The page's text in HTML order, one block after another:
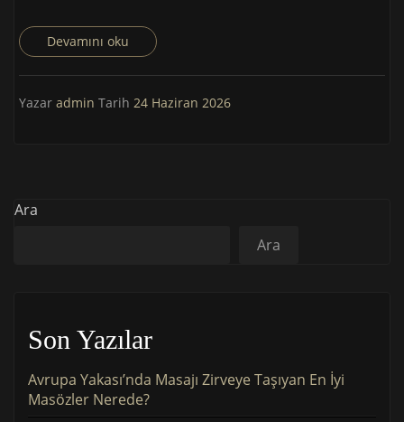
Devamını oku
Yazar admin Tarih 24 Haziran 2026
Ara
Ara
Son Yazılar
Avrupa Yakası’nda Masajı Zirveye Taşıyan En İyi
Masözler Nerede?